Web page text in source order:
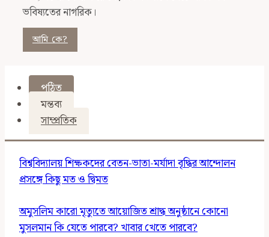
ভবিষ্যতের নাগরিক।
আমি কে?
পঠিত
মন্তব্য
সাম্প্রতিক
বিশ্ববিদ্যালয় শিক্ষকদের বেতন-ভাতা-মর্যাদা বৃদ্ধির আন্দোলন
প্রসঙ্গে কিছু মত ও দ্বিমত
অমুসলিম কারো মৃত্যুতে আয়োজিত শ্রাদ্ধ অনুষ্ঠানে কোনো
মুসলমান কি যেতে পারবে? খাবার খেতে পারবে?